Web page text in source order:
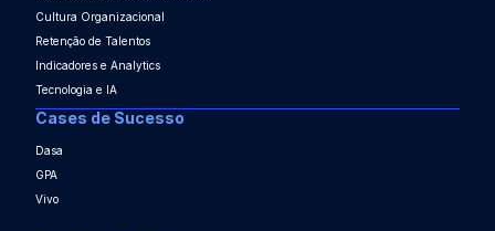
Cultura Organizacional
Retenção de Talentos
Indicadores e Analytics
Tecnologia e IA
Cases de Sucesso
Dasa
GPA
Vivo